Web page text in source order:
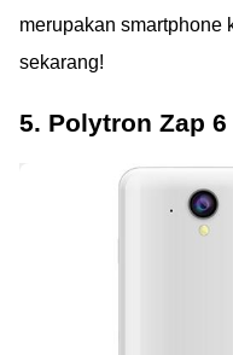
merupakan smartphone
sekarang!
5. Polytron Zap 6